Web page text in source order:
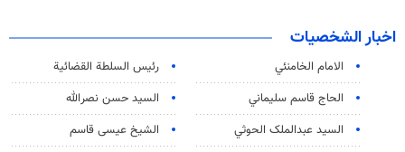
اخبار الشخصيات
الامام الخامنئي
رئیس السلطة القضائیة
الحاج قاسم سليماني
السيد حسن نصرالله
السید عبدالملک الحوثي
الشيخ عيسى قاسم